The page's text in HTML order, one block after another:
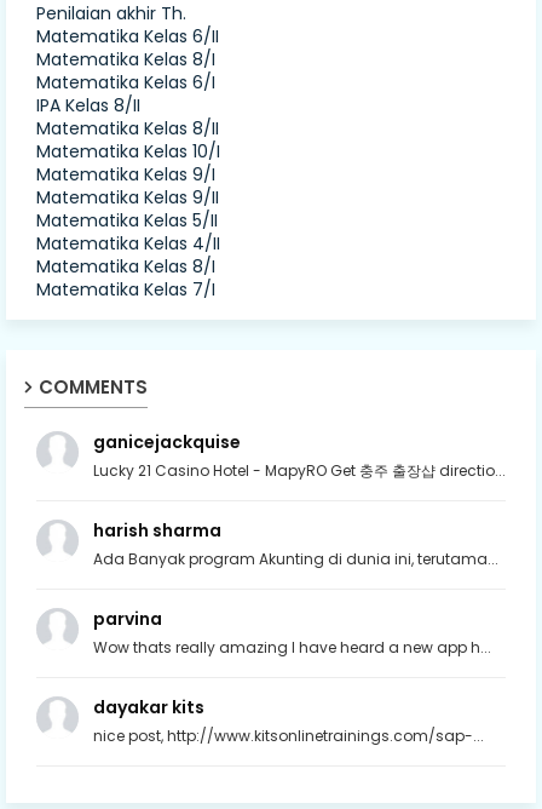
Penilaian akhir Th.
Matematika Kelas 6/II
Matematika Kelas 8/I
Matematika Kelas 6/I
IPA Kelas 8/II
Matematika Kelas 8/II
Matematika Kelas 10/I
Matematika Kelas 9/I
Matematika Kelas 9/II
Matematika Kelas 5/II
Matematika Kelas 4/II
Matematika Kelas 8/I
Matematika Kelas 7/I
COMMENTS
ganicejackquise
Lucky 21 Casino Hotel - MapyRO Get 충주 출장샵 directio...
harish sharma
Ada Banyak program Akunting di dunia ini, terutama...
parvina
Wow thats really amazing I have heard a new app h...
dayakar kits
nice post, http://www.kitsonlinetrainings.com/sap-...